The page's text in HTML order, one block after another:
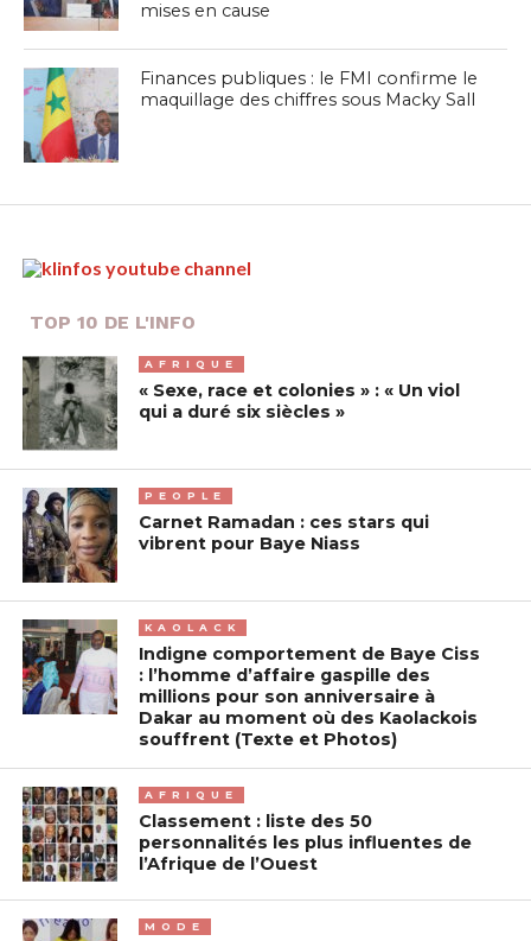
mises en cause
Finances publiques : le FMI confirme le
maquillage des chiffres sous Macky Sall
TOP 10 DE L'INFO
AFRIQUE
« Sexe, race et colonies » : « Un viol
qui a duré six siècles »
PEOPLE
Carnet Ramadan : ces stars qui
vibrent pour Baye Niass
KAOLACK
Indigne comportement de Baye Ciss
: l’homme d’affaire gaspille des
millions pour son anniversaire à
Dakar au moment où des Kaolackois
souffrent (Texte et Photos)
AFRIQUE
Classement : liste des 50
personnalités les plus influentes de
l’Afrique de l’Ouest
MODE